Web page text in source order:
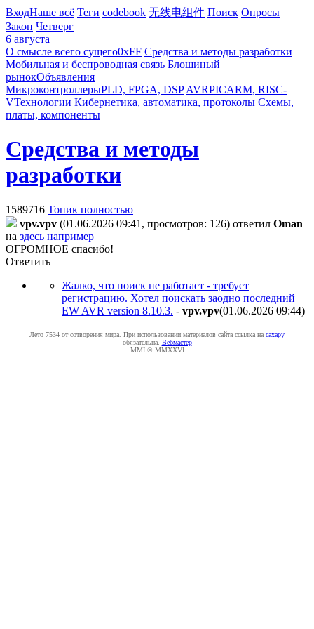
ВходНаше всё Теги codebook 无线电组件 Поиск Опросы
Закон Четверг
6 августа
О смысле всего сущего0xFF Средства и методы разработки
Мобильная и беспроводная связь Блошиный
рынокОбъявления
МикроконтроллерыPLD, FPGA, DSP AVRPICARM, RISC-
VТехнологии Кибернетика, автоматика, протоколы Схемы,
платы, компоненты
Средства и методы
разработки
1589716 Топик полностью
vpv.vpv (01.06.2026 09:41, просмотров: 126) ответил Oman
на здесь например
ОГРОМНОЕ спасибо!
Ответить
Жалко, что поиск не работает - требует
регистрацию. Хотел поискать заодно последний
EW AVR version 8.10.3. - vpv.vpv(01.06.2026 09:44)
Лето 7534 от сотворения мира. При использовании материалов сайта ссылка на caxapу
обязательна. Вебмастер
MMI © MMXXVI